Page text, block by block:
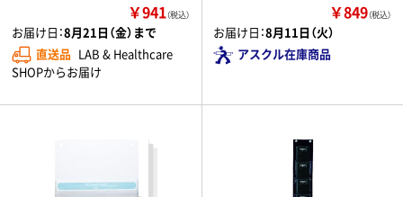
￥941（税込）
お届け日：8月21日（金）まで
直送品 LAB & Healthcare
SHOPからお届け
￥849（税込）
お届け日：8月11日（火）
アスクル在庫商品